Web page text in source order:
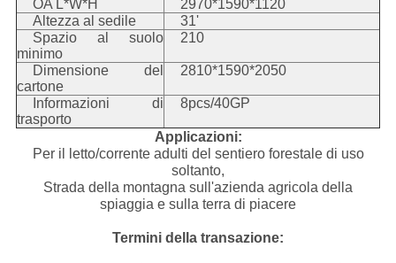
OA L*W*H
2970*1590*1120
Altezza al sedile
31'
Spazio al suolo
minimo
210
Dimensione del
cartone
2810*1590*2050
Informazioni di
trasporto
8pcs/40GP
Applicazioni:
Per il letto/corrente adulti del sentiero forestale di uso
soltanto,
Strada della montagna sull'azienda agricola della
spiaggia e sulla terra di piacere
Termini della transazione: